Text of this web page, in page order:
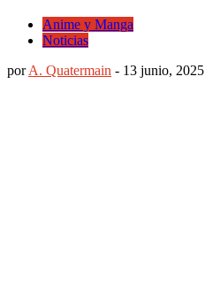
Anime y Manga
Noticias
porA. Quatermain - 13 junio, 2025